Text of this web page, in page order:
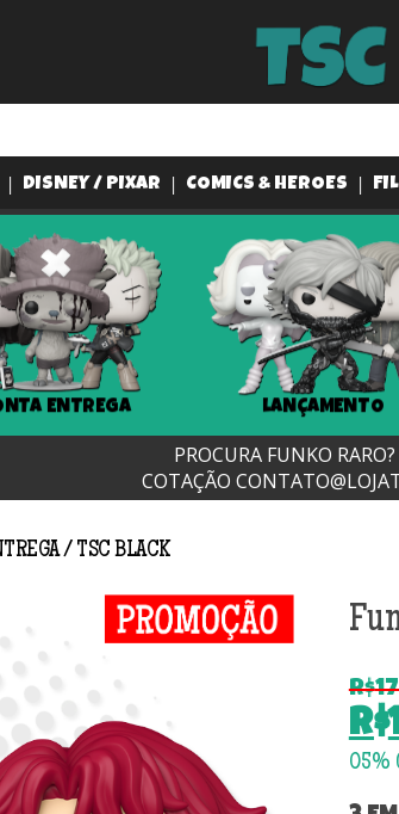
DISNEY / PIXAR COMICS & HEROES
ENTREGA LANÇAMENTO
PROCURA FUNKO
COTAÇÃO
TSC BLACK
R$
O
R$
O